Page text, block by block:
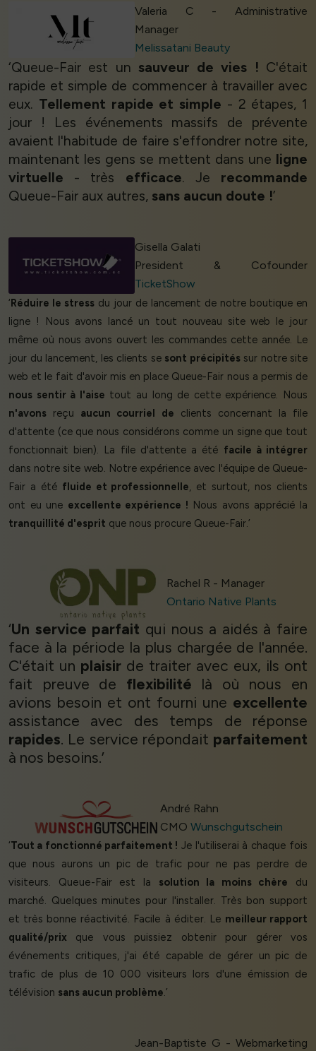
Valeria C - Administrative
Manager
Melissatani Beauty
‘Queue-Fair est un sauveur de vies ! C'était
rapide et simple de commencer à travailler avec
eux. Tellement rapide et simple - 2 étapes, 1
jour ! Les événements massifs de prévente
avaient l'habitude de faire s'effondrer notre site,
maintenant les gens se mettent dans une ligne
virtuelle - très efficace. Je recommande
Queue-Fair aux autres, sans aucun doute !’
Gisella Galati
President & Cofounder
TicketShow
‘Réduire le stress du jour de lancement de notre boutique en
ligne ! Nous avons lancé un tout nouveau site web le jour
même où nous avons ouvert les commandes cette année. Le
jour du lancement, les clients se sont précipitéssur notre site
web et le fait d'avoir mis en place Queue-Fair nous a permis de
nous sentir à l'aise tout au long de cette expérience. Nous
n'avons reçu aucun courriel de clients concernant la file
d'attente (ce que nous considérons comme un signe que tout
fonctionnait bien). La file d'attente a été facile à intégrer
dans notre site web. Notre expérience avec l'équipe de Queue-
Fair a été fluide et professionnelle , et surtout, nos clients
ont eu une excellente expérience ! Nous avons apprécié la
tranquillité d'esprit que nous procure Queue-Fair.’
Rachel R - Manager
Ontario Native Plants
‘Un service parfait qui nous a aidés à faire
face à la période la plus chargée de l'année.
C'était un plaisir de traiter avec eux, ils ont
fait preuve de flexibilité là où nous en
avions besoin et ont fourni une excellente
assistance avec des temps de réponse
rapides. Le service répondait parfaitement
à nos besoins.’
André Rahn
CMO Wunschgutschein
‘Tout a fonctionné parfaitement ! Je l'utiliserai à chaque fois
que nous aurons un pic de trafic pour ne pas perdre de
visiteurs. Queue-Fair est la solution la moins chère du
marché. Quelques minutes pour l'installer. Très bon support
et très bonne réactivité. Facile à éditer. Le meilleur rapport
qualité/prix que vous puissiez obtenir pour gérer vos
événements critiques, j'ai été capable de gérer un pic de
trafic de plus de 10 000 visiteurs lors d'une émission de
télévision sans aucun problème.’
Jean-Baptiste G - Webmarketing